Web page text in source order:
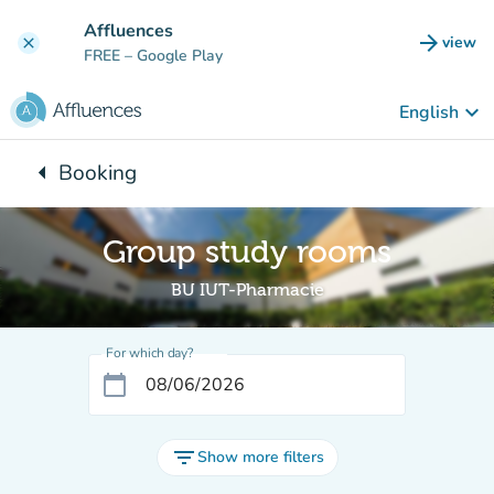
clear Affluences
FREE – Google Play arrow_forward view
(new
English keyboard_arrow_down
arrow_leftBack to:
Booking
Group study rooms
BU IUT-Pharmacie
For which day?
calendar_today
filter_listShow more filters